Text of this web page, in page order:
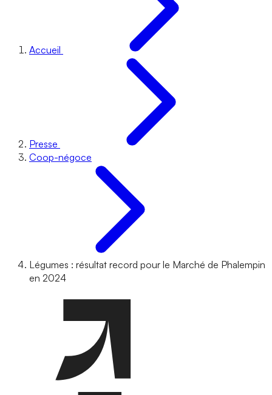
Accueil
Presse
Coop-négoce
Légumes : résultat record pour le Marché de Phalempin
en 2024